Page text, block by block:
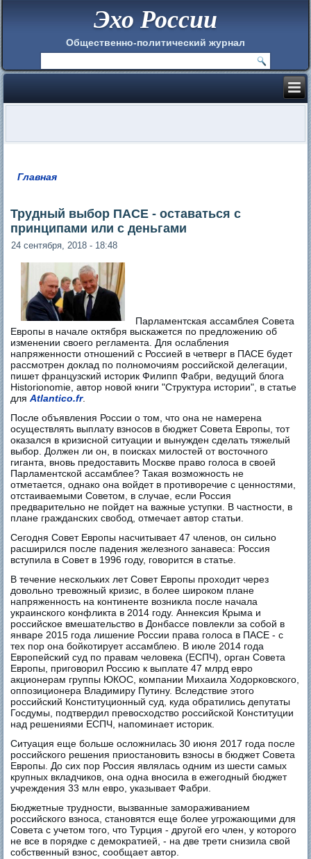
Эхо России
Общественно-политический журнал
Главная
Трудный выбор ПАСЕ - оставаться с
принципами или с деньгами
24 сентября, 2018 - 18:48
Парламентская ассамблея Совета
Европы в начале октября выскажется по предложению об
изменении своего регламента. Для ослабления
напряженности отношений с Россией в четверг в ПАСЕ будет
рассмотрен доклад по полномочиям российской делегации,
пишет французский историк Филипп Фабри, ведущий блога
Historionomie, автор новой книги "Структура истории", в статье
дляAtlantico.fr.
После объявления России о том, что она не намерена
осуществлять выплату взносов в бюджет Совета Европы, тот
оказался в кризисной ситуации и вынужден сделать тяжелый
выбор. Должен ли он, в поисках милостей от восточного
гиганта, вновь предоставить Москве право голоса в своей
Парламентской ассамблее? Такая возможность не
отметается, однако она войдет в противоречие с ценностями,
отстаиваемыми Советом, в случае, если Россия
предварительно не пойдет на важные уступки. В частности, в
плане гражданских свобод, отмечает автор статьи.
Сегодня Совет Европы насчитывает 47 членов, он сильно
расширился после падения железного занавеса: Россия
вступила в Совет в 1996 году, говорится в статье.
В течение нескольких лет Совет Европы проходит через
довольно тревожный кризис, в более широком плане
напряженность на континенте возникла после начала
украинского конфликта в 2014 году. Аннексия Крыма и
российское вмешательство в Донбассе повлекли за собой в
январе 2015 года лишение России права голоса в ПАСЕ - с
тех пор она бойкотирует ассамблею. В июле 2014 года
Европейский суд по правам человека (ЕСПЧ), орган Совета
Европы, приговорил Россию к выплате 47 млрд евро
акционерам группы ЮКОС, компании Михаила Ходорковского,
оппозиционера Владимиру Путину. Вследствие этого
российский Конституционный суд, куда обратились депутаты
Госдумы, подтвердил превосходство российской Конституции
над решениями ЕСПЧ, напоминает историк.
Ситуация еще больше осложнилась 30 июня 2017 года после
российского решения приостановить взносы в бюджет Совета
Европы. До сих пор Россия являлась одним из шести самых
крупных вкладчиков, она одна вносила в ежегодный бюджет
учреждения 33 млн евро, указывает Фабри.
Бюджетные трудности, вызванные замораживанием
российского взноса, становятся еще более угрожающими для
Совета с учетом того, что Турция - другой его член, у которого
не все в порядке с демократией, - на две трети снизила свой
собственный взнос, сообщает автор.